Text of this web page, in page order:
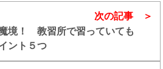
次の記事
境！ 教習所で習っていても
ント５つ